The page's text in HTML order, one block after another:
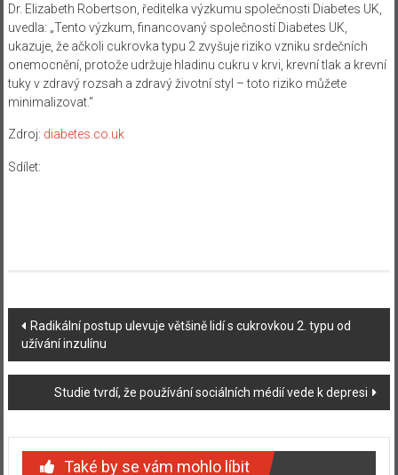
Dr. Elizabeth Robertson, ředitelka výzkumu společnosti Diabetes UK,
uvedla: „Tento výzkum, financovaný společností Diabetes UK,
ukazuje, že ačkoli cukrovka typu 2 zvyšuje riziko vzniku srdečních
onemocnění, protože udržuje hladinu cukru v krvi, krevní tlak a krevní
tuky v zdravý rozsah a zdravý životní styl – toto riziko můžete
minimalizovat.“
Zdroj: diabetes.co.uk
Sdílet:
Navigace
příspěvku
Radikální postup ulevuje většině lidí s cukrovkou 2. typu od
užívání inzulínu
Studie tvrdí, že používání sociálních médií vede k depresi
Také by se vám mohlo líbit